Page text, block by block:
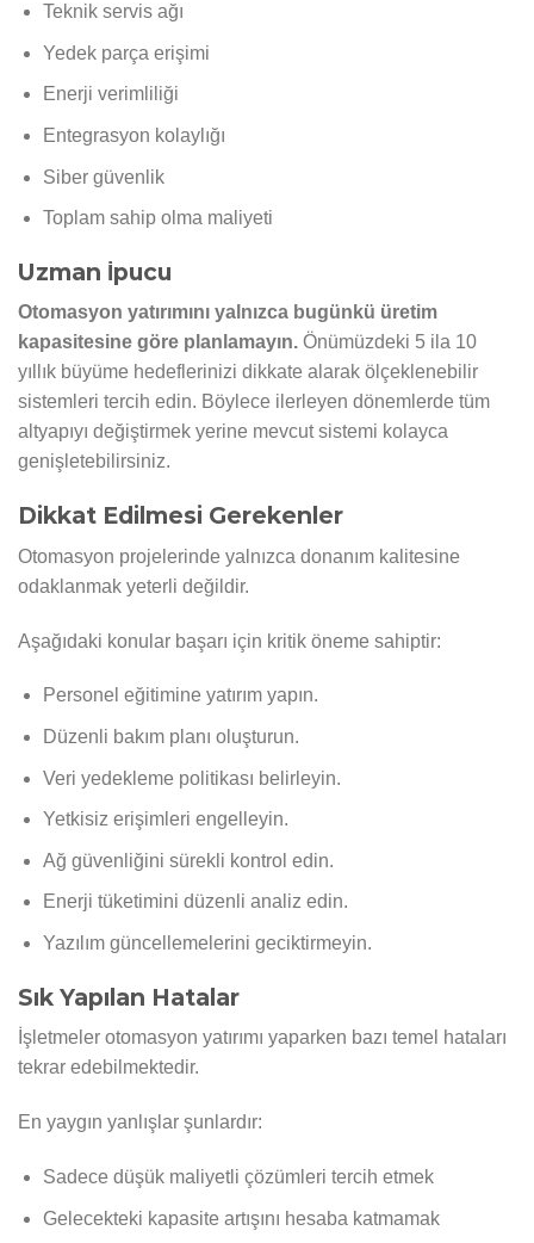
Teknik servis ağı
Yedek parça erişimi
Enerji verimliliği
Entegrasyon kolaylığı
Siber güvenlik
Toplam sahip olma maliyeti
Uzman İpucu
Otomasyon yatırımını yalnızca bugünkü üretim
kapasitesine göre planlamayın. Önümüzdeki 5 ila 10
yıllık büyüme hedeflerinizi dikkate alarak ölçeklenebilir
sistemleri tercih edin. Böylece ilerleyen dönemlerde tüm
altyapıyı değiştirmek yerine mevcut sistemi kolayca
genişletebilirsiniz.
Dikkat Edilmesi Gerekenler
Otomasyon projelerinde yalnızca donanım kalitesine
odaklanmak yeterli değildir.
Aşağıdaki konular başarı için kritik öneme sahiptir:
Personel eğitimine yatırım yapın.
Düzenli bakım planı oluşturun.
Veri yedekleme politikası belirleyin.
Yetkisiz erişimleri engelleyin.
Ağ güvenliğini sürekli kontrol edin.
Enerji tüketimini düzenli analiz edin.
Yazılım güncellemelerini geciktirmeyin.
Sık Yapılan Hatalar
İşletmeler otomasyon yatırımı yaparken bazı temel hataları
tekrar edebilmektedir.
En yaygın yanlışlar şunlardır:
Sadece düşük maliyetli çözümleri tercih etmek
Gelecekteki kapasite artışını hesaba katmamak